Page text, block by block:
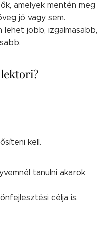
amelyek mentén meg
jó vagy sem.
lehet jobb, izgalmasabb,
kell.
tanulni akarok
célja is.